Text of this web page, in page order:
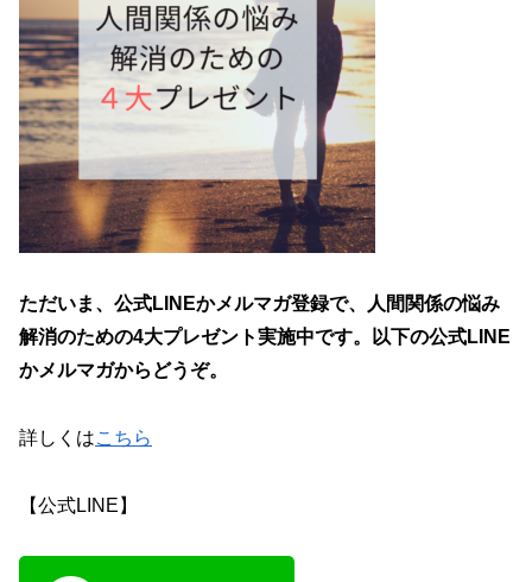
ただいま、 公式LINEかメルマガ登録で、
人間関係の悩み
解消のための4大プレゼント実施中です。以下の公式LINE
かメルマガからどうぞ。
詳しくはこちら
【公式LINE】